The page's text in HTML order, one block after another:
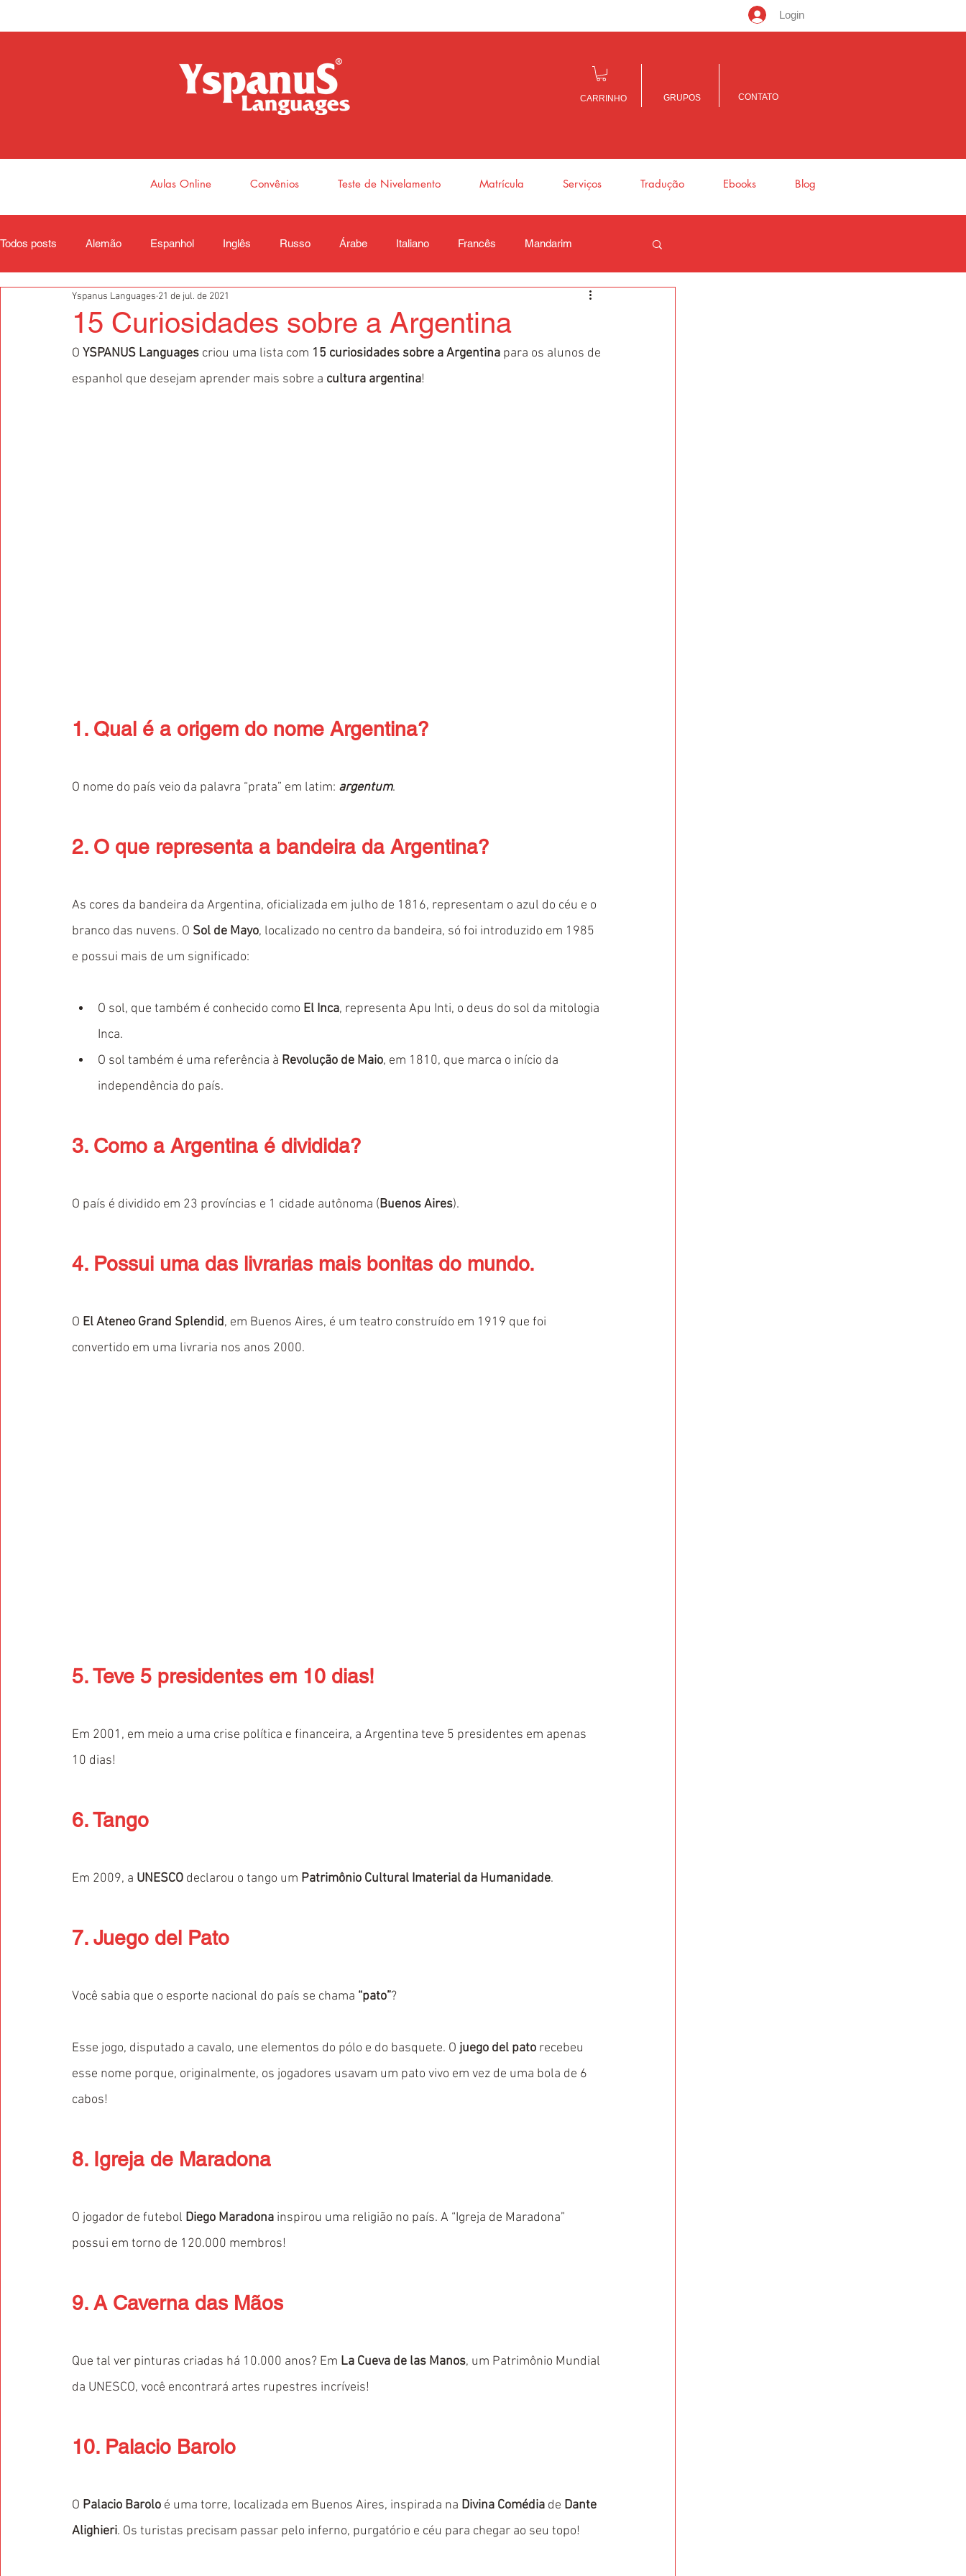
Login
CARRINHO GRUPOS CONTATO
Aulas Online Convênios Teste de Nivelamento Matrícula Serviços Tradução Ebooks Blog
Todos posts Alemão Espanhol Inglês Russo Árabe Italiano Francês Mandarim
15 Curiosidades sobre a Argentina
Yspanus Languages 21 de jul. de 2021
O YSPANUS Languages criou uma lista com 15 curiosidades sobre a Argentina para os alunos de
espanhol que desejam aprender mais sobre a cultura argentina!
1. Qual é a origem do nome Argentina?
O nome do país veio da palavra “prata” em latim: argentum.
2. O que representa a bandeira da Argentina?
As cores da bandeira da Argentina, oficializada em julho de 1816, representam o azul do céu e o
branco das nuvens. O Sol de Mayo, localizado no centro da bandeira, só foi introduzido em 1985
e possui mais de um significado:
O sol, que também é conhecido como El Inca, representa Apu Inti, o deus do sol da mitologia
Inca.
O sol também é uma referência à Revolução de Maio, em 1810, que marca o início da
independência do país.
3. Como a Argentina é dividida?
O país é dividido em 23 províncias e 1 cidade autônoma (Buenos Aires).
4. Possui uma das livrarias mais bonitas do mundo.
O El Ateneo Grand Splendid, em Buenos Aires, é um teatro construído em 1919 que foi
convertido em uma livraria nos anos 2000.
5. Teve 5 presidentes em 10 dias!
Em 2001, em meio a uma crise política e financeira, a Argentina teve 5 presidentes em apenas
10 dias!
6. Tango
Em 2009, a UNESCO declarou o tango um Patrimônio Cultural Imaterial da Humanidade.
7. Juego del Pato
Você sabia que o esporte nacional do país se chama “pato”?
Esse jogo, disputado a cavalo, une elementos do pólo e do basquete. O juego del pato recebeu
esse nome porque, originalmente, os jogadores usavam um pato vivo em vez de uma bola de 6
cabos!
8. Igreja de Maradona
O jogador de futebol Diego Maradona inspirou uma religião no país. A “Igreja de Maradona”
possui em torno de 120.000 membros!
9. A Caverna das Mãos
Que tal ver pinturas criadas há 10.000 anos? Em La Cueva de las Manos, um Patrimônio Mundial
da UNESCO, você encontrará artes rupestres incríveis!
10. Palacio Barolo
O Palacio Barolo é uma torre, localizada em Buenos Aires, inspirada na Divina Comédia de Dante
Alighieri. Os turistas precisam passar pelo inferno, purgatório e céu para chegar ao seu topo!